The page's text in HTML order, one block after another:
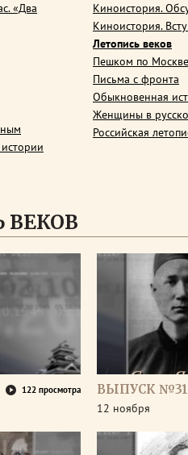
«Два
Киноистория.
Киноистория.
Летопись веков
Пешком по Москве
Письма с фронта
Обыкновенная
Женщины в
Российская
ВЕКОВ
122 просмотра ВЫПУСК
12 ноября